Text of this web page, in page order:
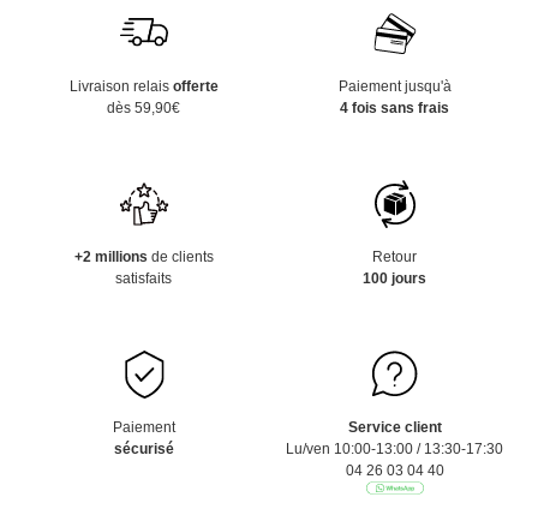
Livraison relais offerte
dès 59,90€
Paiement jusqu'à
4 fois sans frais
+2 millions de clients
satisfaits
Retour
100 jours
Paiement
sécurisé
Service client
Lu/ven 10:00-13:00 / 13:30-17:30
04 26 03 04 40